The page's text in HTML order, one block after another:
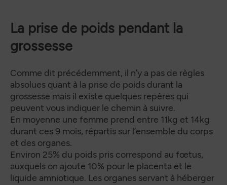
La prise de poids pendant la
grossesse
Comme dit précédemment, il n’y a pas de règles
absolues quant à la prise de poids durant la
grossesse mais il existe quelques repères qui
peuvent vous indiquer le chemin à suivre.
En moyenne une femme prend entre 11kg et 14kg
durant ces 9 mois, répartis sur l’ensemble du corps
et des organes.
Environ 25% du poids pris correspond au fœtus,
auxquels on ajoute 10% pour le placenta et le
liquide amniotique. Les organes servant à héberger